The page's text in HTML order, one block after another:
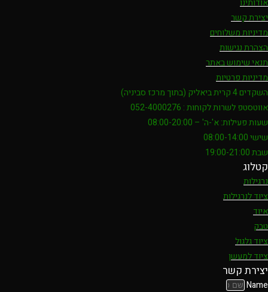
אודותינו
יצירת קשר
מדיניות משלוחים
הצהרת נגישות
תנאי שימוש באתר
מדיניות פרטיות
השקדים 4 קרית ביאליק (בתוך מרכז סביניה)
אווטסטפ לשרות לקוחות : 052-4000276
שעות פעילות: א'-ה' – 08:00-20:00
שישי 08:00-14:00
שבת 19:00-21:00
קטלוג
נרגילות
ציוד לנרגילות
איוד
טבק
ציוד גלגול
ציוד למעשן
יצירת קשר
Name